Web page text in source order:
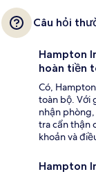
Câu hỏi
Hampton
hoàn tiền
Có,
toàn bộ. Với
nhận phòng,
tra cẩn thận
khoản và
Hampton